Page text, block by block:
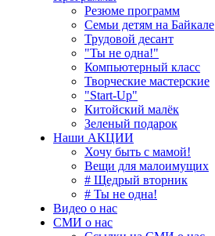
Резюме программ
Семьи детям на Байкале
Трудовой десант
"Ты не одна!"
Компьютерный класс
Творческие мастерские
"Start-Up"
Китойский малёк
Зеленый подарок
Наши АКЦИИ
Хочу быть с мамой!
Вещи для малоимущих
# Щедрый вторник
# Ты не одна!
Видео о нас
СМИ о нас